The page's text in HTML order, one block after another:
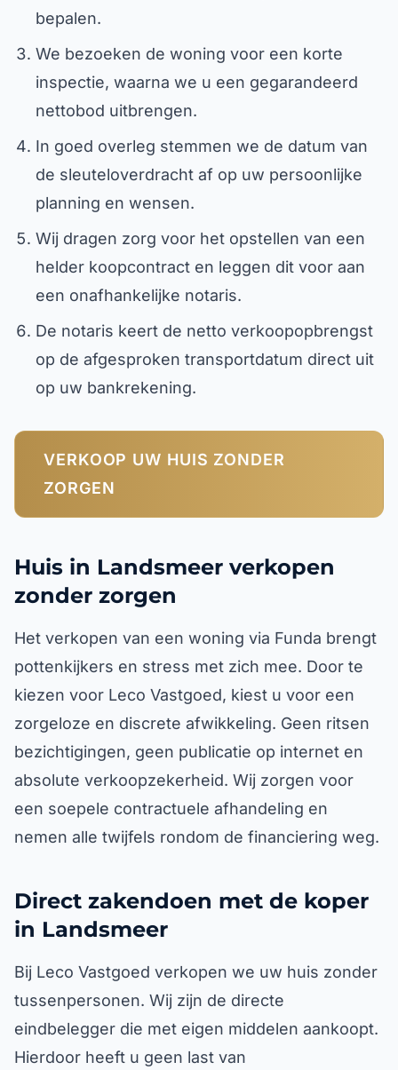
bepalen.
We bezoeken de woning voor een korte
inspectie, waarna we u een gegarandeerd
nettobod uitbrengen.
In goed overleg stemmen we de datum van
de sleuteloverdracht af op uw persoonlijke
planning en wensen.
Wij dragen zorg voor het opstellen van een
helder koopcontract en leggen dit voor aan
een onafhankelijke notaris.
De notaris keert de netto verkoopopbrengst
op de afgesproken transportdatum direct uit
op uw bankrekening.
VERKOOP UW HUIS ZONDER
ZORGEN
Huis in Landsmeer verkopen
zonder zorgen
Het verkopen van een woning via Funda brengt
pottenkijkers en stress met zich mee. Door te
kiezen voor Leco Vastgoed, kiest u voor een
zorgeloze en discrete afwikkeling. Geen ritsen
bezichtigingen, geen publicatie op internet en
absolute verkoopzekerheid. Wij zorgen voor
een soepele contractuele afhandeling en
nemen alle twijfels rondom de financiering weg.
Direct zakendoen met de koper
in Landsmeer
Bij Leco Vastgoed verkopen we uw huis zonder
tussenpersonen. Wij zijn de directe
eindbelegger die met eigen middelen aankoopt.
Hierdoor heeft u geen last van